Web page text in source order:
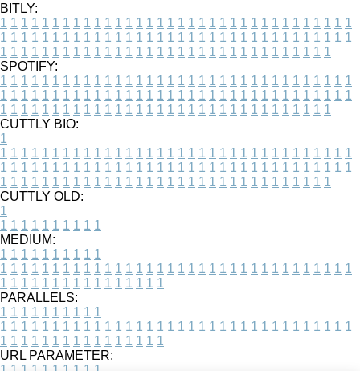
BITLY:
1 1 1 1 1 1 1 1 1 1 1 1 1 1 1 1 1 1 1 1 1 1 1 1 1 1 1 1 1 1 1 1 1 1
1 1 1 1 1 1 1 1 1 1 1 1 1 1 1 1 1 1 1 1 1 1 1 1 1 1 1 1 1 1 1 1 1 1
1 1 1 1 1 1 1 1 1 1 1 1 1 1 1 1 1 1 1 1 1 1 1 1 1 1 1 1 1 1 1 1
SPOTIFY:
1 1 1 1 1 1 1 1 1 1 1 1 1 1 1 1 1 1 1 1 1 1 1 1 1 1 1 1 1 1 1 1 1 1
1 1 1 1 1 1 1 1 1 1 1 1 1 1 1 1 1 1 1 1 1 1 1 1 1 1 1 1 1 1 1 1 1 1
1 1 1 1 1 1 1 1 1 1 1 1 1 1 1 1 1 1 1 1 1 1 1 1 1 1 1 1 1 1 1 1
CUTTLY BIO:
1
1 1 1 1 1 1 1 1 1 1 1 1 1 1 1 1 1 1 1 1 1 1 1 1 1 1 1 1 1 1 1 1 1 1
1 1 1 1 1 1 1 1 1 1 1 1 1 1 1 1 1 1 1 1 1 1 1 1 1 1 1 1 1 1 1 1 1 1
1 1 1 1 1 1 1 1 1 1 1 1 1 1 1 1 1 1 1 1 1 1 1 1 1 1 1 1 1 1 1 1
CUTTLY OLD:
1
1 1 1 1 1 1 1 1 1 1
MEDIUM:
1 1 1 1 1 1 1 1 1 1
1 1 1 1 1 1 1 1 1 1 1 1 1 1 1 1 1 1 1 1 1 1 1 1 1 1 1 1 1 1 1 1 1 1
1 1 1 1 1 1 1 1 1 1 1 1 1 1 1 1
PARALLELS:
1 1 1 1 1 1 1 1 1 1
1 1 1 1 1 1 1 1 1 1 1 1 1 1 1 1 1 1 1 1 1 1 1 1 1 1 1 1 1 1 1 1 1 1
1 1 1 1 1 1 1 1 1 1 1 1 1 1 1 1
URL PARAMETER: